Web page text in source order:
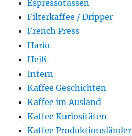
Espressotassen
Filterkaffee / Dripper
French Press
Hario
Heiß
Intern
Kaffee Geschichten
Kaffee im Ausland
Kaffee Kuriositäten
Kaffee Produktionsländer